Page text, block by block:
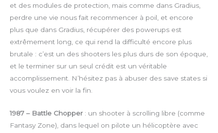
et des modules de protection, mais comme dans Gradius,
perdre une vie nous fait recommencer à poil, et encore
plus que dans Gradius, récupérer des powerups est
extrêmement long, ce qui rend la difficulté encore plus
brutale : c’est un des shooters les plus durs de son époque,
et le terminer sur un seul crédit est un véritable
accomplissement. N’hésitez pas à abuser des save states si
vous voulez en voir la fin.
1987 – Battle Chopper: un shooter à scrolling libre (comme
Fantasy Zone), dans lequel on pilote un hélicoptère avec